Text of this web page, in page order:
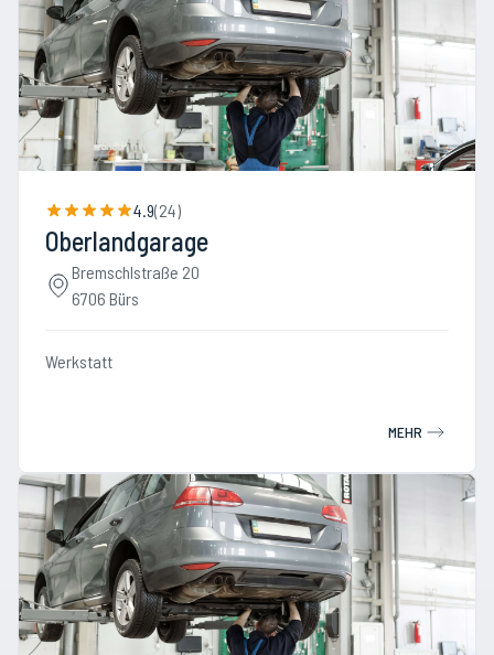
4.9(24)
Oberlandgarage
Bremschlstraße 20
6706 Bürs
Werkstatt
MEHR